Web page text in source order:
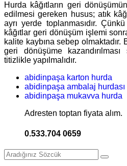
Hurda kâğıtların geri
edilmesi gereken husus; atık
ayrı yerde toplanmasıdır.
kâğıtlar geri dönüşüm işlemi
kalite kaybına sebep olmaktadır.
geri dönüşüme
titizlikle yapılmalıdır.
abidinpaşa karton hurda
abidinpaşa ambalaj hurdası
abidinpaşa mukavva hurda
Adresten toptan fiyata alım.
0.533.704 0659